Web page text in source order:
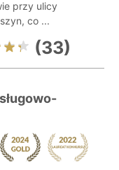
przy ulicy
co ...
(33)